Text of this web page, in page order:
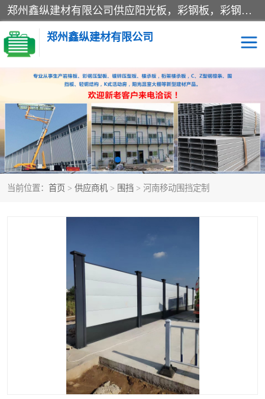
郑州鑫纵建材有限公司供应阳光板，彩钢板，彩钢钢构工程是一家集生产销售租赁安装于一体的企业，主要生产PC采光板，耐力板，仿古琉璃采光板，岩棉板、彩钢压型板、镀锌压型板、桁架楼承板，C、Z型钢檩条、围挡板、轻钢结构，阳光温室大棚等新型建材产品。公司旗下有多台移动式高空压瓦机租赁，承接全国各地业务，专业对外租赁各种型号压瓦机。
郑州鑫纵建材有限公司
当前位置： 首页 > 供应商机 > 围挡 > 河南移动围挡定制
高空瓦机租赁 ASA合成树脂仿古瓦
CZ型钢 FRP采光板
PC多层板 PC耐力板
建筑围挡 楼层板
压型彩钢板
彩钢板
生产加工单板复合围挡 市